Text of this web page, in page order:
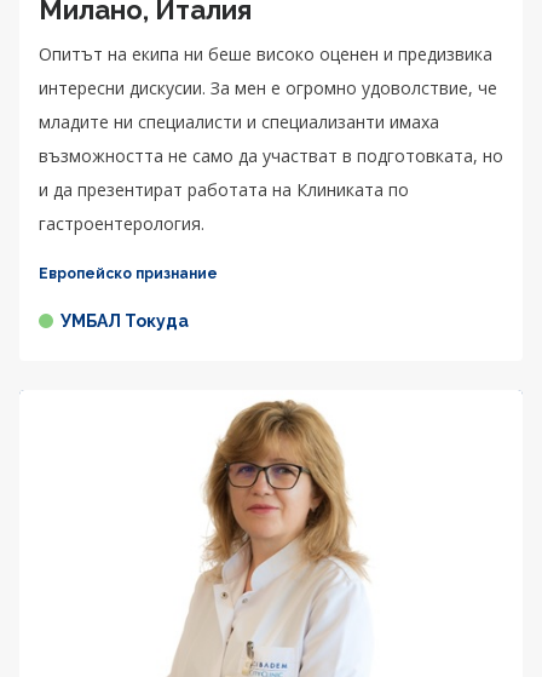
Милано, Италия
Опитът на екипа ни беше високо оценен и предизвика
интересни дискусии. За мен е огромно удоволствие, че
младите ни специалисти и специализанти имаха
възможността не само да участват в подготовката, но
и да презентират работата на Клиниката по
гастроентерология.
Европейско признание
УМБАЛ Токуда